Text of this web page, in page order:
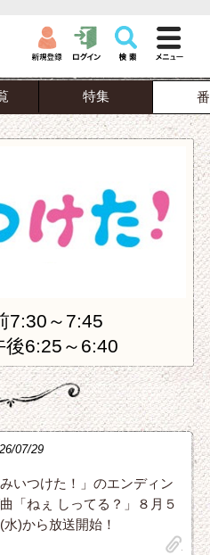
特集
7:30～7:45
後6:25～6:40
07/29
みいつけた！」のエンディン
「ねぇ しってる？」８月５
水)から放送開始！
clip